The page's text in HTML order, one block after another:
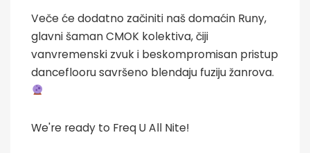
Veče će dodatno začiniti naš domaćin Runy,
glavni šaman CMOK kolektiva, čiji
vanvremenski zvuk i beskompromisan pristup
danceflooru savršeno blendaju fuziju žanrova.
We're ready to Freq U All Nite!